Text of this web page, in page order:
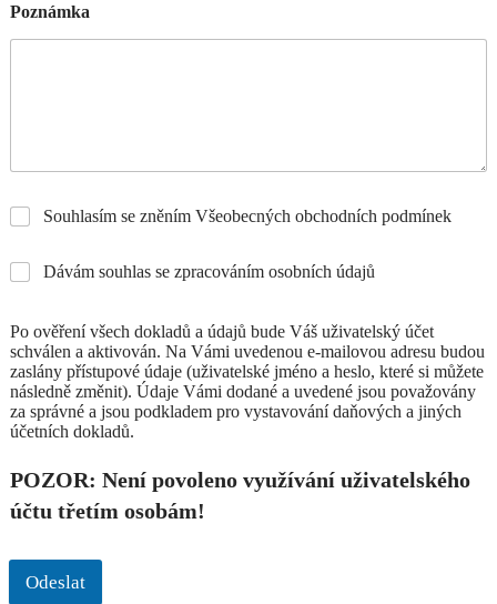
Poznámka
Souhlasím se zněním Všeobecných obchodních podmínek
Dávám souhlas se zpracováním osobních údajů
Po ověření všech dokladů a údajů bude Váš uživatelský účet
schválen a aktivován. Na Vámi uvedenou e-mailovou adresu budou
zaslány přístupové údaje (uživatelské jméno a heslo, které si můžete
následně změnit). Údaje Vámi dodané a uvedené jsou považovány
za správné a jsou podkladem pro vystavování daňových a jiných
účetních dokladů.
POZOR: Není povoleno využívání uživatelského
účtu třetím osobám!
Odeslat